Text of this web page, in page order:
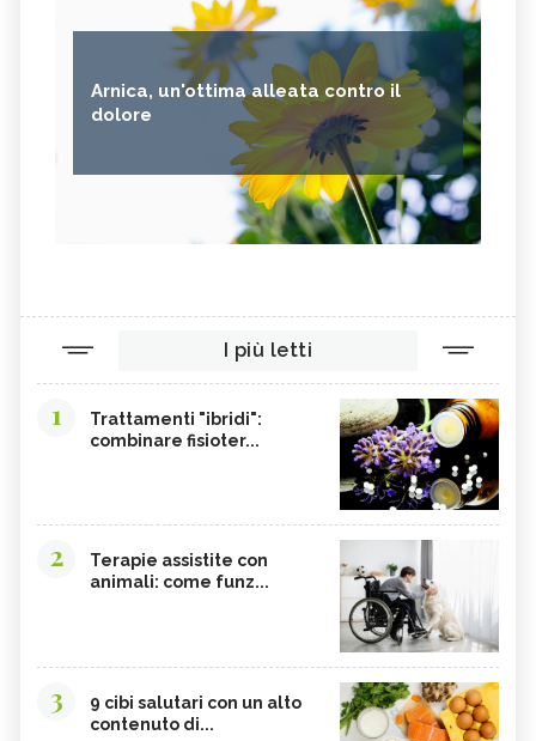
Arnica, un'ottima alleata contro il
dolore
I più letti
1
Trattamenti "ibridi":
combinare fisioter...
2
Terapie assistite con
animali: come funz...
3
9 cibi salutari con un alto
contenuto di...